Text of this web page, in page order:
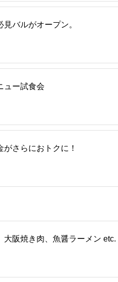
バルがオープン。
ュー試食会
さらにおトクに！
大阪焼き肉、魚醤ラーメン